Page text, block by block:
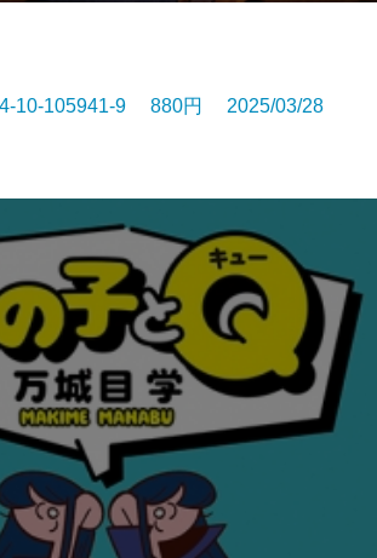
10-105941-9 880円 2025/03/28